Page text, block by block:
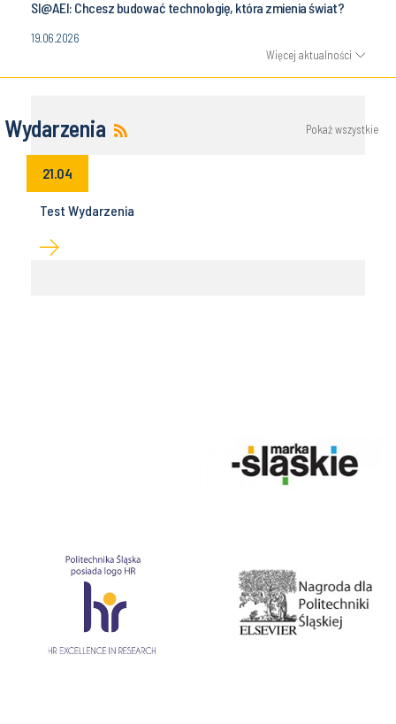
SI@AEI: Chcesz budować technologię, która zmienia świat?
19.06.2026
Więcej aktualności
Wydarzenia Pokaż wszystkie
21.04
Test Wydarzenia